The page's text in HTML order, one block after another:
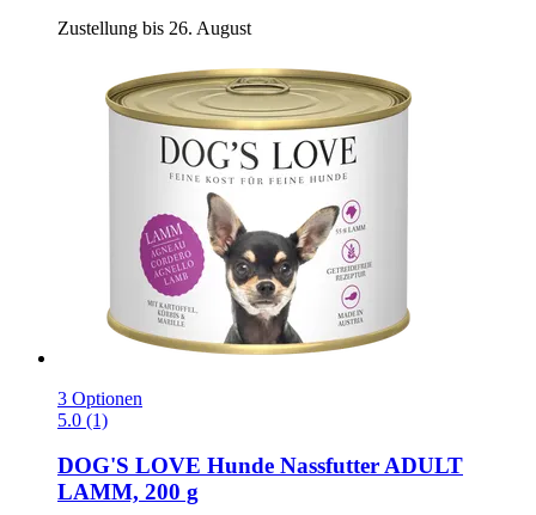
Zustellung bis 26. August
3 Optionen
5.0 (1)
DOG'S LOVE Hunde Nassfutter ADULT
LAMM, 200 g